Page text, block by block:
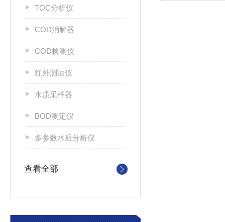
TOC分析仪
COD消解器
COD检测仪
红外测油仪
水质采样器
BOD测定仪
多参数水质分析仪
查看全部